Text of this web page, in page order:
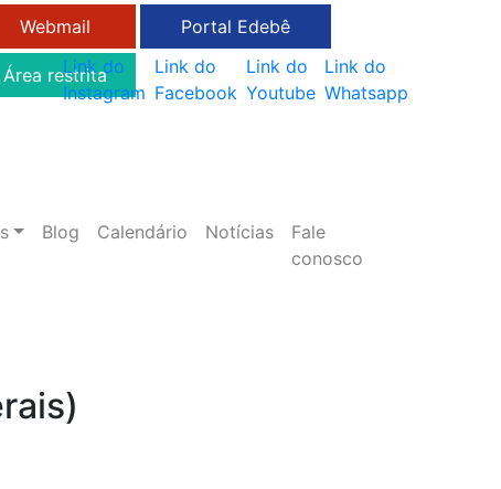
Webmail
Área restrita
Portal Edebê
Link do
Instagram
Link do
Facebook
Link do
Youtube
Link do
Whatsapp
Blog Calendário Notícias
Fale
conosco